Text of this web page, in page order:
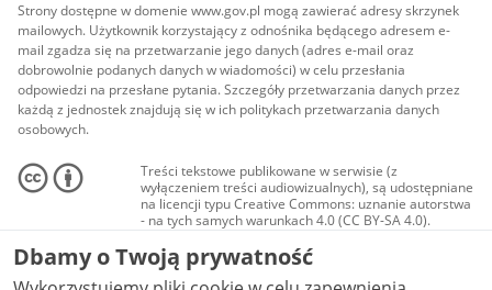
Strony dostępne w domenie www.gov.pl mogą zawierać adresy skrzynek
mailowych. Użytkownik korzystający z odnośnika będącego adresem e-
mail zgadza się na przetwarzanie jego danych (adres e-mail oraz
dobrowolnie podanych danych w wiadomości) w celu przesłania
odpowiedzi na przesłane pytania. Szczegóły przetwarzania danych przez
każdą z jednostek znajdują się w ich politykach przetwarzania danych
osobowych.
Treści tekstowe publikowane w serwisie (z
wyłączeniem treści audiowizualnych), są udostępniane
na licencji typu Creative Commons: uznanie autorstwa
- na tych samych warunkach 4.0 (CC BY-SA 4.0).
Materiały audiowizualne, w tym zdjęcia, materiały
audio i wideo, są udostępniane na licencji typu
Creative Commons: uznanie autorstwa użycie
niekomercyjne - bez utworów zależnych 4.0 (CC BY-
Dbamy o Twoją prywatność